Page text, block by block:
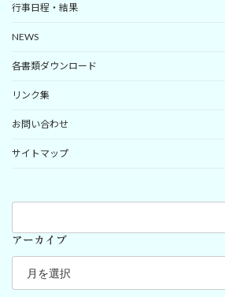
行事日程・結果
NEWS
各書類ダウンロード
リンク集
お問い合わせ
サイトマップ
アーカイブ
ア